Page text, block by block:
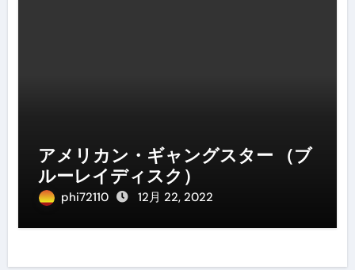
アメリカン・ギャングスター （ブ
ルーレイディスク）
phi72110 12月 22, 2022